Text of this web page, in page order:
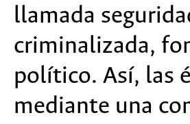
llamada
criminalizada,
político. Así, las
mediante una